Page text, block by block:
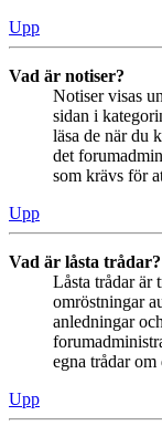
Upp
Vad är notiser?
Notiser visas
sidan i
läsa de när du
det
som krävs för
Upp
Vad är låsta trådar?
Låsta trådar är
omröstningar
anledningar
egna trådar
Upp